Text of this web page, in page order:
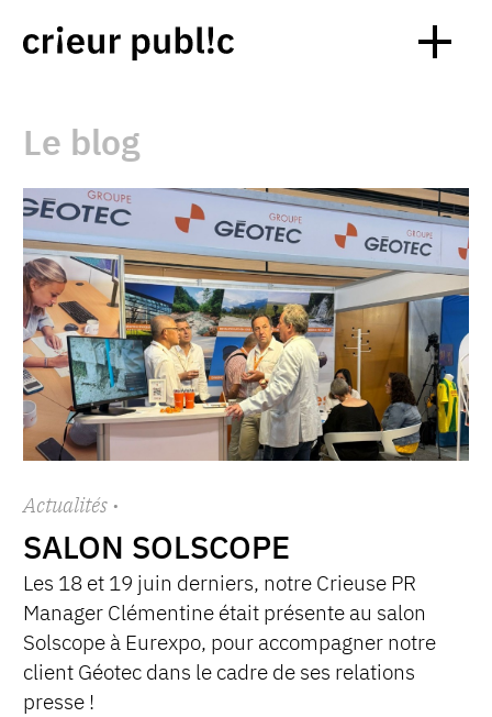
Le blog
Actualités ·
SALON SOLSCOPE
Les 18 et 19 juin derniers, notre Crieuse PR
Manager Clémentine était présente au salon
Solscope à Eurexpo, pour accompagner notre
client Géotec dans le cadre de ses relations
presse !